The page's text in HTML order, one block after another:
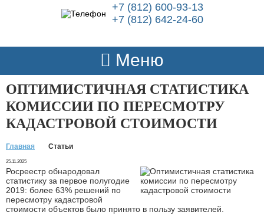
+7 (812) 600-93-13
+7 (812) 642-24-60
Меню
ОПТИМИСТИЧНАЯ СТАТИСТИКА
КОМИССИИ ПО ПЕРЕСМОТРУ
КАДАСТРОВОЙ СТОИМОСТИ
Главная Статьи
25.11.2025
Росреестр обнародовал
статистику за первое полугодие
2019: более 63% решений по
пересмотру кадастровой
стоимости объектов было принято в пользу заявителей.